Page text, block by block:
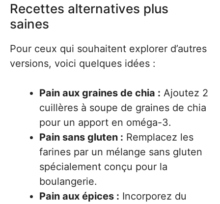
Recettes alternatives plus
saines
Pour ceux qui souhaitent explorer d’autres
versions, voici quelques idées :
Pain aux graines de chia : Ajoutez 2
cuillères à soupe de graines de chia
pour un apport en oméga-3.
Pain sans gluten : Remplacez les
farines par un mélange sans gluten
spécialement conçu pour la
boulangerie.
Pain aux épices : Incorporez du